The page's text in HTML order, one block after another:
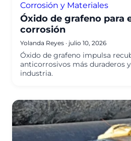
Corrosión y Materiales
Óxido de grafeno para
corrosión
Yolanda Reyes · julio 10, 2026
Óxido de grafeno impulsa
anticorrosivos más duraderos
industria.